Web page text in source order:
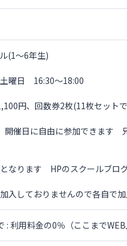
(1～6年生)
曜日 16:30～18:00
円、回数券2枚(11枚セット
催日に自由に参加できます
なります HPのスクールブロ
入しておりませんので各自で
: 利用料金の0％（ここまでWEB